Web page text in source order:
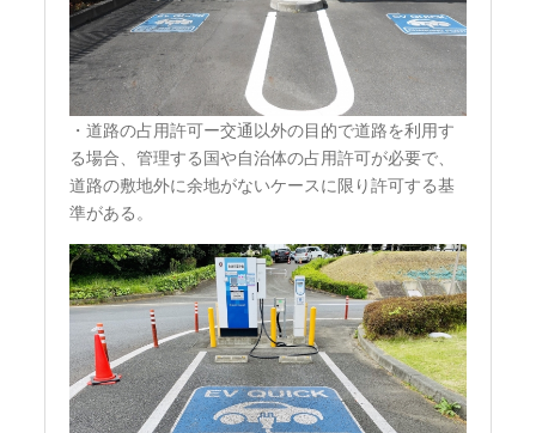
・道路の占用許可ー交通以外の目的で道路を利用す
る場合、管理する国や自治体の占用許可が必要で、
道路の敷地外に余地がないケースに限り許可する基
準がある。